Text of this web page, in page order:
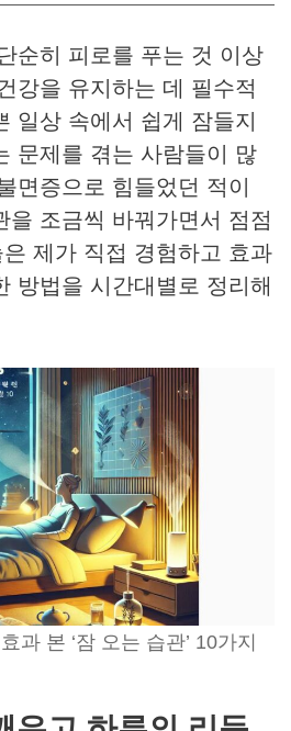
순히 피로를 푸는 것 이상
강을 유지하는 데 필수적
일상 속에서 쉽게 잠들지
문제를 겪는 사람들이 많
면증으로 힘들었던 적이
을 조금씩 바꿔가면서 점점
제가 직접 경험하고 효과
방법을 시간대별로 정리해
과 본 ‘잠 오는 습관’ 10가지